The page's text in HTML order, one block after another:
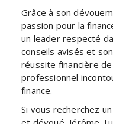
Grâce à son
passion pour la
un leader respecté
conseils avisés et
réussite financière
professionnel
finance.
Si vous recherchez